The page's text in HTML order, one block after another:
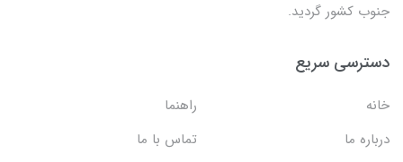
جنوب کشور گردید.
دسترسی سریع
خانه
راهنما
درباره ما
تماس با ما